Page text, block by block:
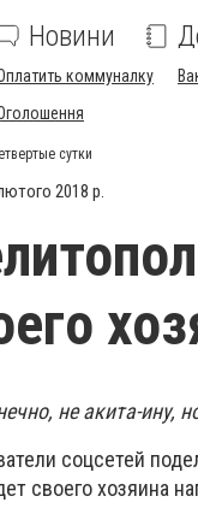
Новини
коммуналку
сутки
2018 р.
не акита-ину,
соцсетей
своего хозяина